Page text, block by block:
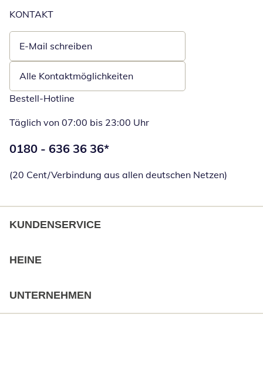
KONTAKT
E-Mail schreiben
Öffnet E-Mail-Client
Alle Kontaktmöglichkeiten
Bestell-Hotline
Täglich von 07:00 bis 23:00 Uhr
Telefonnummer:
0180 - 636 36 36*
(20 Cent/Verbindung aus allen deutschen Netzen)
KUNDENSERVICE
HEINE
UNTERNEHMEN